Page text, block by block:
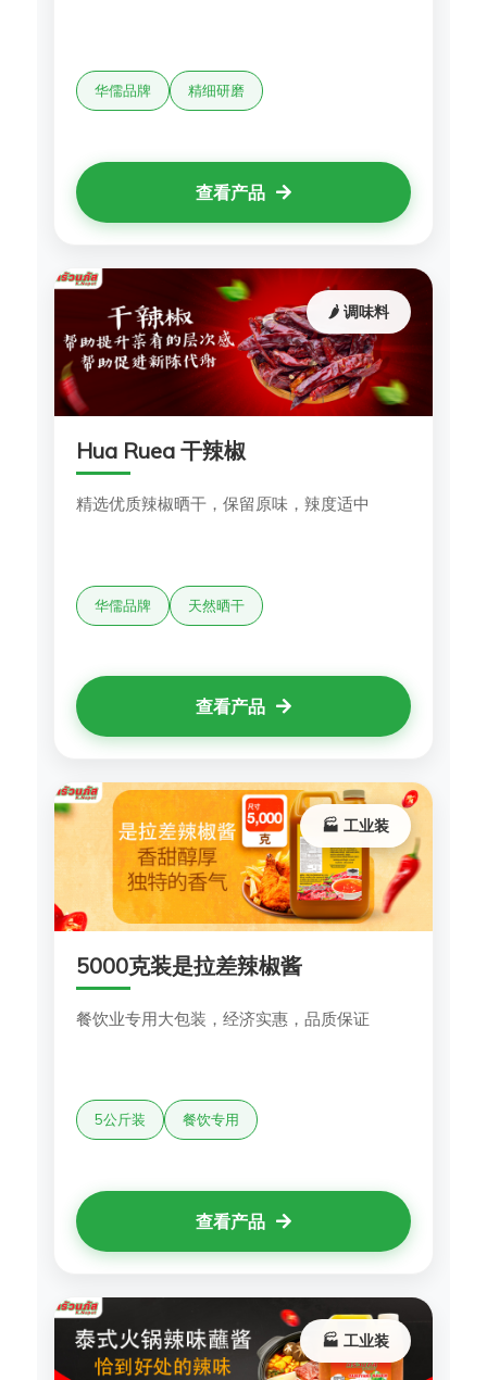
华儒品牌 精细研磨
查看产品
🌶️ 调味料
Hua Ruea 干辣椒
精选优质辣椒晒干，保留原味，辣度适中
华儒品牌 天然晒干
查看产品
🏭 工业装
5000克装是拉差辣椒酱
餐饮业专用大包装，经济实惠，品质保证
5公斤装 餐饮专用
查看产品
🏭 工业装